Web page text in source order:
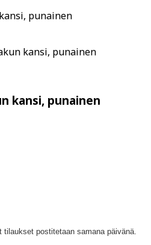
kansi, punainen
postitetaan samana päivänä.